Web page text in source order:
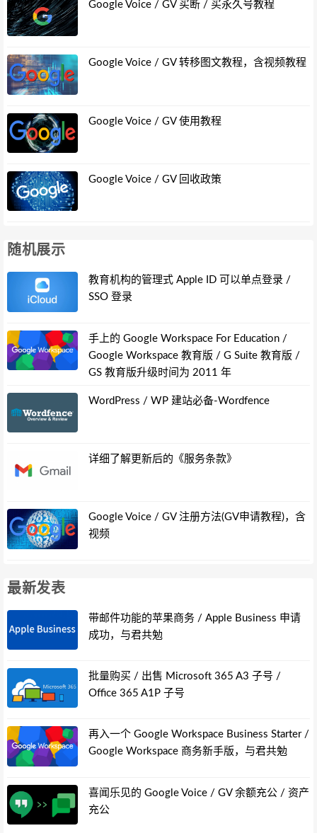
Google Voice / GV 买断 / 买永久号教程
Google Voice / GV 转移图文教程，含视频教程
Google Voice / GV 使用教程
Google Voice / GV 回收政策
随机展示
教育机构的管理式 Apple ID 可以单点登录 /
SSO 登录
手上的 Google Workspace For Education /
Google Workspace 教育版 / G Suite 教育版 /
GS 教育版升级时间为 2011 年
WordPress / WP 建站必备-Wordfence
详细了解更新后的《服务条款》
Google Voice / GV 注册方法(GV申请教程)，含
视频
最新发表
带邮件功能的苹果商务 / Apple Business 申请
成功，与君共勉
批量购买 / 出售 Microsoft 365 A3 子号 /
Office 365 A1P 子号
再入一个 Google Workspace Business Starter /
Google Workspace 商务新手版，与君共勉
喜闻乐见的 Google Voice / GV 余额充公 / 资产
充公